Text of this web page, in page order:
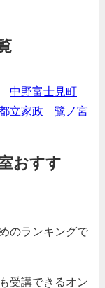
中野富士見町
立家政 鷺ノ宮
おすす
のランキングで
受講できるオン